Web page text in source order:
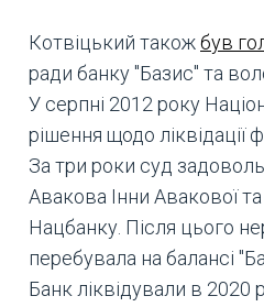
Котвіцький такожбув
ради банку "Базис" та
У серпні 2012 року
рішення щодо ліквідації
За три роки суд
Авакова Інни Авакової
Нацбанку. Після цього
перебувала на балансі
Банк ліквідували в 2020